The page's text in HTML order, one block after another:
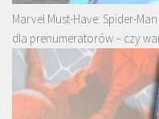
Marvel Must-Have: Spider-
dla prenumeratorów – czy